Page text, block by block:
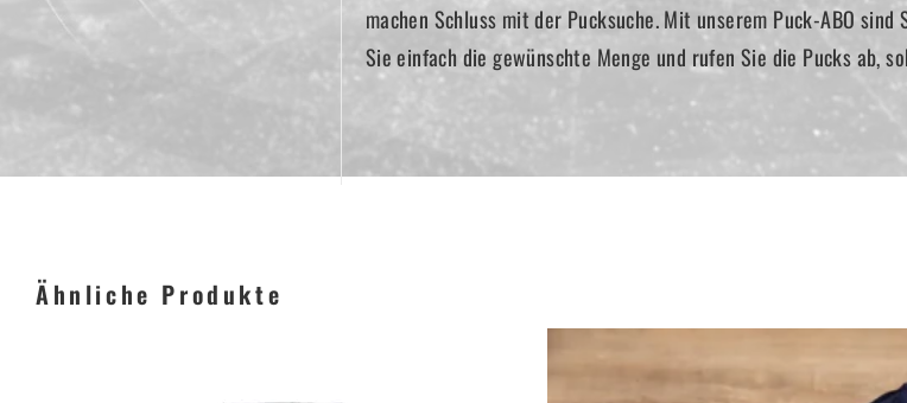
machen Schluss mit der Pucksuche. Mit unserem Puck-ABO
Sie einfach die gewünschte Menge und rufen Sie die Pucks ab,
Ähnliche Produkte